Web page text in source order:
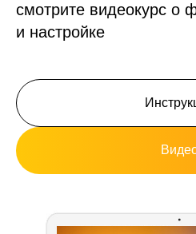
смотрите видеокурс о
и настройке